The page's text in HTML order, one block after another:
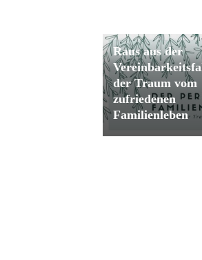
Raus aus der
der Traum vom
zufriedenen
Familienleben